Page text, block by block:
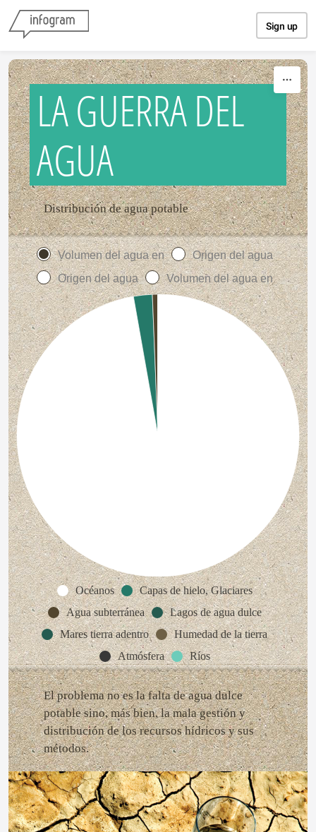
Sign up
LA GUERRA DEL
AGUA
Distribución de agua potable
Volumen del agua en
Origen del agua
Origen del agua
Volumen del agua en
Océanos
Capas de hielo, Glaciares
Agua subterránea
Lagos de agua dulce
Mares tierra adentro
Humedad de la tierra
Atmósfera
Ríos
El problema no es la falta de agua dulce
potable sino, más bien, la mala gestión y
distribución de los recursos hídricos y sus
métodos.